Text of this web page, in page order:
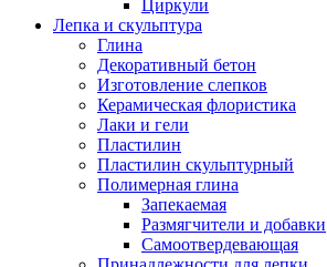
Циркули
Лепка и скульптура
Глина
Декоративный бетон
Изготовление слепков
Керамическая флористика
Лаки и гели
Пластилин
Пластилин скульптурный
Полимерная глина
Запекаемая
Размягчители и добавки
Самоотвердевающая